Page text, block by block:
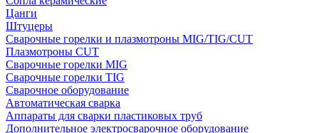
Цанги
Штуцеры
Сварочные горелки и плазмотроны MIG/TIG/CUT
Плазмотроны CUT
Сварочные горелки MIG
Сварочные горелки TIG
Сварочное оборудование
Автоматическая сварка
Аппараты для сварки пластиковых труб
Дополнительное электросварочное оборудование